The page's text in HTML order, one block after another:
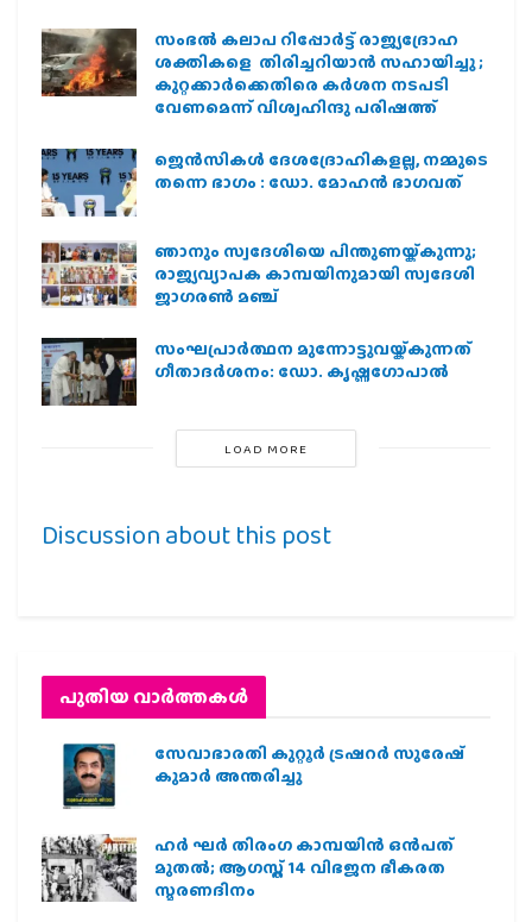
സംഭൽ കലാപ റിപ്പോർട്ട് രാജ്യദ്രോഹ
ശക്തികളെ തിരിച്ചറിയാൻ സഹായിച്ചു ;
കുറ്റക്കാർക്കെതിരെ കർശന നടപടി
വേണമെന്ന് വിശ്വഹിന്ദു പരിഷത്ത്
ജെന്‍സികള്‍ ദേശദ്രോഹികളല്ല, നമ്മുടെ
തന്നെ ഭാഗം : ഡോ. മോഹന്‍ ഭാഗവത്
ഞാനും സ്വദേശിയെ പിന്തുണയ്ക്കുന്നു;
രാജ്യവ്യാപക കാമ്പയിനുമായി സ്വദേശി
ജാഗരണ്‍ മഞ്ച്
സംഘപ്രാര്‍ത്ഥന മുന്നോട്ടുവയ്ക്കുന്നത്
ഗീതാദര്‍ശനം: ഡോ. കൃഷ്ണഗോപാല്‍
LOAD MORE
Discussion about this post
പുതിയ വാര്‍ത്തകള്‍
സേവാഭാരതി കുറ്റൂർ ട്രഷറർ സുരേഷ്
കുമാർ അന്തരിച്ചു
ഹര്‍ ഘര്‍ തിരംഗ കാമ്പയിന്‍ ഒന്‍പത്
മുതല്‍; ആഗസ്ത് 14 വിഭജന ഭീകരത
സ്മരണദിനം